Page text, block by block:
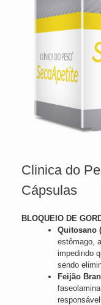
Clinica do
Cápsulas
BLOQUEIO DE
Quitosano
estômago,
impedindo
sendo
Feijão